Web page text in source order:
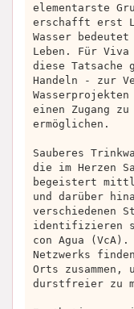
elementarste
erschafft erst
Wasser
Leben. Für
diese Tatsache
Handeln - zur
einen Zugang zu
ermöglichen.
Sauberes
die im Herzen
begeistert
und darüber
verschiedenen
identifizieren
con Agua
Netzwerks
Orts
durstfreier zu